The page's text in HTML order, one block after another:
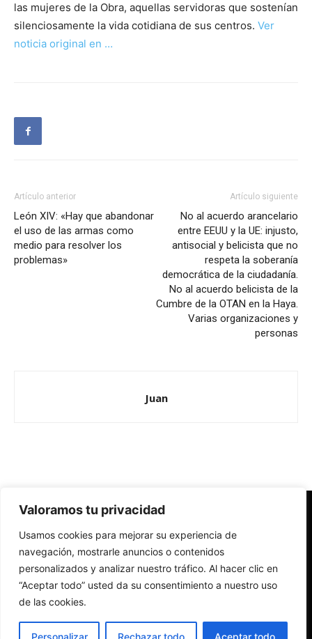
Valoramos tu privacidad
Usamos cookies para mejorar su experiencia de
navegación, mostrarle anuncios o contenidos
personalizados y analizar nuestro tráfico. Al hacer clic en
“Aceptar todo” usted da su consentimiento a nuestro uso
de las cookies.
Personalizar Rechazar todo Aceptar todo
las mujeres de la Obra, aquellas servidoras que sostenían
silenciosamente la vida cotidiana de sus centros. Ver
noticia original en …
Artículo anterior
León XIV: «Hay que abandonar
el uso de las armas como
medio para resolver los
problemas»
Artículo siguiente
No al acuerdo arancelario
entre EEUU y la UE: injusto,
antisocial y belicista que no
respeta la soberanía
democrática de la ciudadanía.
No al acuerdo belicista de la
Cumbre de la OTAN en la Haya.
Varias organizaciones y
personas
Juan
Redes Cristianas
Una mirada alternativa sobre la Iglesia católica y la sociedad
- Colectivos de Redes Cristianas